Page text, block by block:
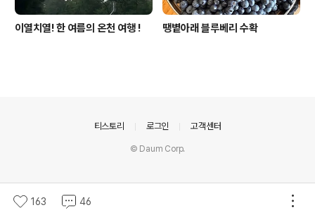
이열치열! 한 여름의 온천 여행 ! 땡볕아래 블루베리 수확
163 46
티스토리 로그인 고객센터
© Daum Corp.